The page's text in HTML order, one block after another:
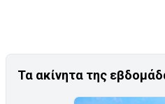
Τα ακίνητα της